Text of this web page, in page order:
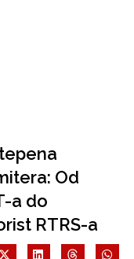
Od
a do
RTRS-a